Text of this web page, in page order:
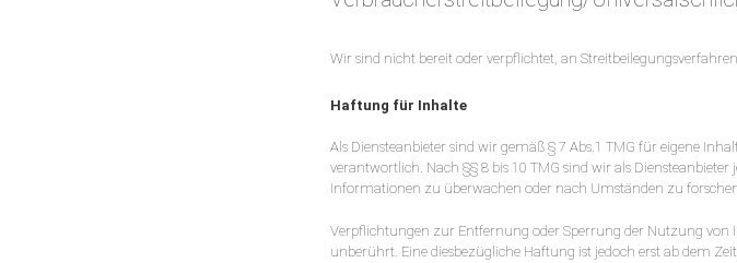
Wir sind nicht bereit oder verpflichtet, an
Haftung für Inhalte
Als Diensteanbieter sind wir gemäß § 7 Abs.1 TMG für eigene
verantwortlich. Nach §§ 8 bis 10 TMG sind wir als
Informationen zu überwachen oder nach Umständen zu
Verpflichtungen zur Entfernung oder Sperrung der Nutzung
unberührt. Eine diesbezügliche Haftung ist jedoch erst ab dem